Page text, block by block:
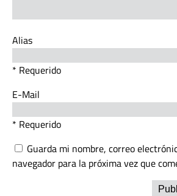
Alias
* Requerido
E-Mail
* Requerido
Guarda mi nombre, correo
navegador para la próxima vez que